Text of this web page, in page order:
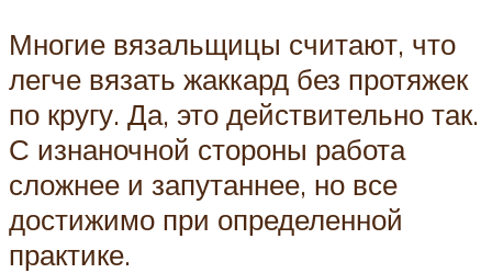
Многие вязальщицы считают, что
легче вязать жаккард без протяжек
по кругу. Да, это действительно так.
С изнаночной стороны работа
сложнее и запутаннее, но все
достижимо при определенной
практике.